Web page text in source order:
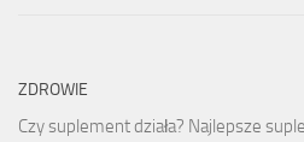
ZDROWIE
Czy suplement działa? Najlepsze